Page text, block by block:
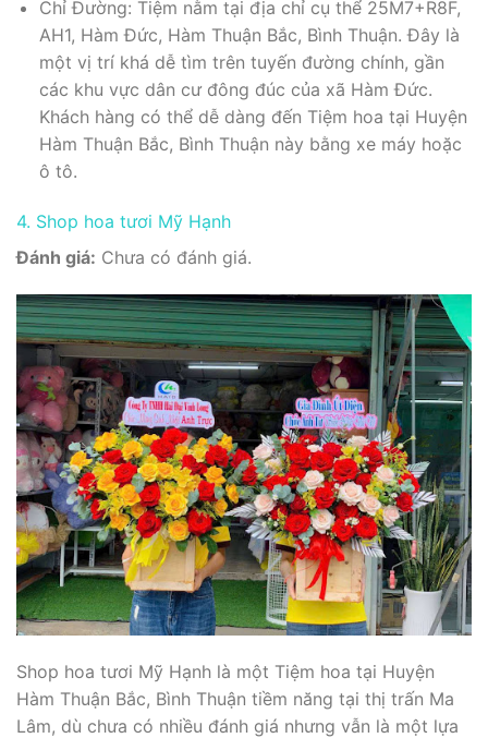
Chỉ Đường: Tiệm nằm tại địa chỉ cụ thể 25M7+R8F,
AH1, Hàm Đức, Hàm Thuận Bắc, Bình Thuận. Đây là
một vị trí khá dễ tìm trên tuyến đường chính, gần
các khu vực dân cư đông đúc của xã Hàm Đức.
Khách hàng có thể dễ dàng đến Tiệm hoa tại Huyện
Hàm Thuận Bắc, Bình Thuận này bằng xe máy hoặc
ô tô.
4. Shop hoa tươi Mỹ Hạnh
Đánh giá: Chưa có đánh giá.
Shop hoa tươi Mỹ Hạnh là một Tiệm hoa tại Huyện
Hàm Thuận Bắc, Bình Thuận tiềm năng tại thị trấn Ma
Lâm, dù chưa có nhiều đánh giá nhưng vẫn là một lựa